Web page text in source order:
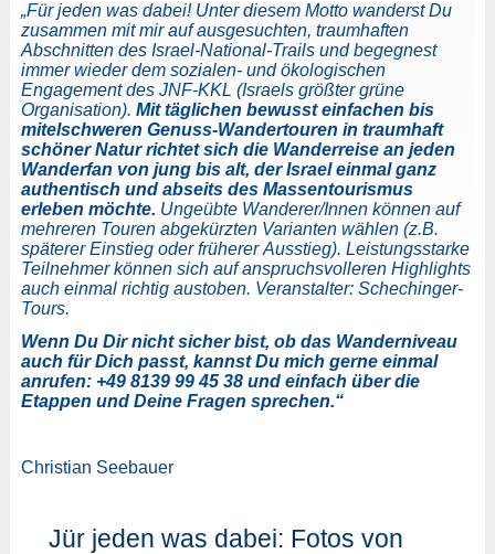
„Für jeden was dabei! Unter diesem Motto wanderst Du
zusammen mit mir auf ausgesuchten, traumhaften
Abschnitten des Israel-National-Trails und begegnest
immer wieder dem sozialen- und ökologischen
Engagement des JNF-KKL (Israels größter grüne
Organisation). Mit täglichen bewusst einfachen bis
mitelschweren Genuss-Wandertouren in traumhaft
schöner Natur richtet sich die Wanderreise an jeden
Wanderfan von jung bis alt, der Israel einmal ganz
authentisch und abseits des Massentourismus
erleben möchte. Ungeübte Wanderer/Innen können auf
mehreren Touren abgekürzten Varianten wählen (z.B.
späterer Einstieg oder früherer Ausstieg). Leistungsstarke
Teilnehmer können sich auf anspruchsvolleren Highlights
auch einmal richtig austoben. Veranstalter: Schechinger-
Tours.
Wenn Du Dir nicht sicher bist, ob das Wanderniveau
auch für Dich passt, kannst Du mich gerne einmal
anrufen: +49 8139 99 45 38 und einfach über die
Etappen und Deine Fragen sprechen.“
Christian Seebauer
Jür jeden was dabei: Fotos von